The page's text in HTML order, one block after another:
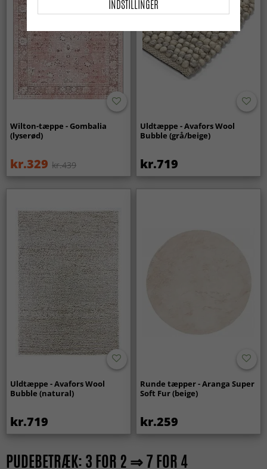
Wilton-tæppe - Gombalia
(lyserød)
kr.329 kr.439
Uldtæppe - Avafors Wool
Bubble (grå/beige)
kr.719
Uldtæppe - Avafors Wool
Bubble (natural)
kr.719
Runde tæpper - Aranga Super
Soft Fur (beige)
kr.259
PUDEBETRÆK: 3 FOR 2 ⇒ 7 FOR 4
INDSTILLINGER